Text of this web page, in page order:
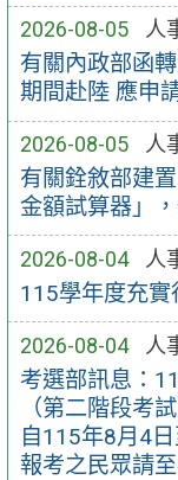
2026-08-05 人
有關內政部函
期間赴陸 應申
2026-08-05 人
有關銓敘部建
金額試算器」
2026-08-04 人
115學年度充
2026-08-04 人
考選部訊息：
（第二階段考
自115年8月4
報考之民眾請